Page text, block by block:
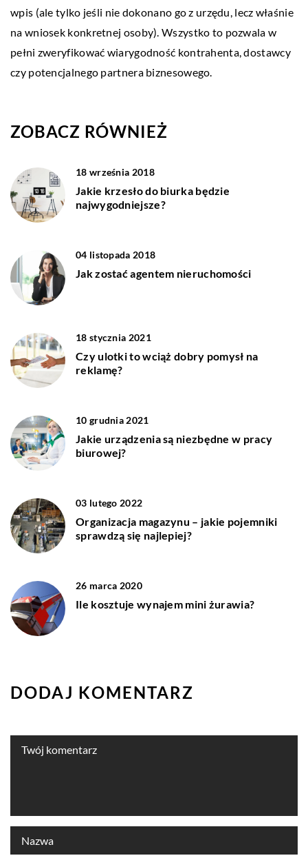
wpis (ale tylko jeśli nie dokonano go z urzędu, lecz właśnie
na wniosek konkretnej osoby). Wszystko to pozwala w
pełni zweryfikować wiarygodność kontrahenta, dostawcy
czy potencjalnego partnera biznesowego.
ZOBACZ RÓWNIEŻ
18 września 2018
Jakie krzesło do biurka będzie
najwygodniejsze?
04 listopada 2018
Jak zostać agentem nieruchomości
18 stycznia 2021
Czy ulotki to wciąż dobry pomysł na
reklamę?
10 grudnia 2021
Jakie urządzenia są niezbędne w pracy
biurowej?
03 lutego 2022
Organizacja magazynu – jakie pojemniki
sprawdzą się najlepiej?
26 marca 2020
Ile kosztuje wynajem mini żurawia?
DODAJ KOMENTARZ